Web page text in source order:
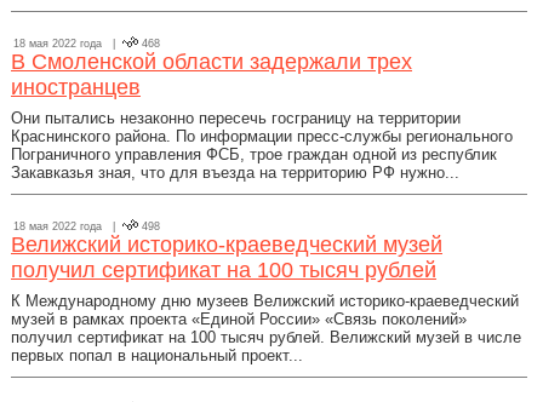
18 мая 2022 года | 468
В Смоленской области задержали трех
иностранцев
Они пытались незаконно пересечь госграницу на территории
Краснинского района. По информации пресс-службы регионального
Пограничного управления ФСБ, трое граждан одной из республик
Закавказья зная, что для въезда на территорию РФ нужно...
18 мая 2022 года | 498
Велижский историко-краеведческий музей
получил сертификат на 100 тысяч рублей
К Международному дню музеев Велижский историко-краеведческий
музей в рамках проекта «Единой России» «Связь поколений»
получил сертификат на 100 тысяч рублей. Велижский музей в числе
первых попал в национальный проект...